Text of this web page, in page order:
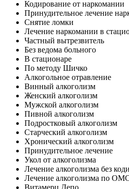
Кодирование от наркомании
Принудительное лечение
Снятие ломки
Лечение наркомании в
Частный вытрезвитель
Без ведома больного
В стационаре
По методу Шичко
Алкогольное отравление
Винный алкоголизм
Женский алкоголизм
Мужской алкоголизм
Пивной алкоголизм
Подростковый алкоголизм
Старческий алкоголизм
Хронический алкоголизм
Принудительное лечение
Укол от алкоголизма
Лечение алкоголизма без
Лечение алкоголизма по